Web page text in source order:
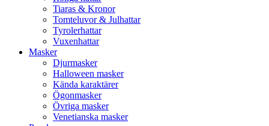
Tiaras & Kronor
Tomteluvor & Julhattar
Tyrolerhattar
Vuxenhattar
Masker
Djurmasker
Halloween masker
Kända karaktärer
Ögonmasker
Övriga masker
Venetianska masker